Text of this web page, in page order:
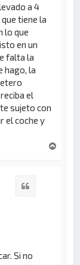
a 4
tiene la
lo que
en un
falta la
hago, la
el
sujeto con
el coche y
Si no